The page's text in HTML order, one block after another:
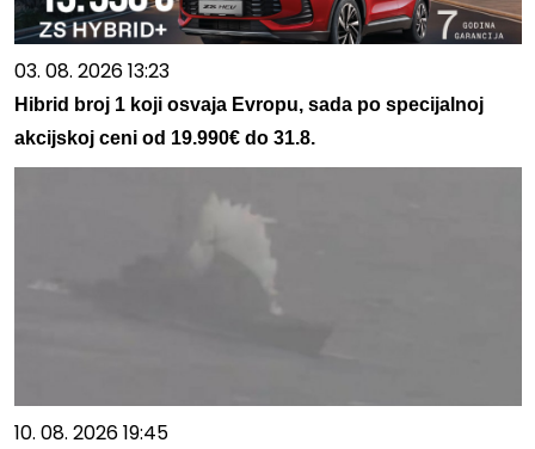
03. 08. 2026 13:23
Hibrid broj 1 koji osvaja Evropu, sada po specijalnoj
akcijskoj ceni od 19.990€ do 31.8.
10. 08. 2026 19:45